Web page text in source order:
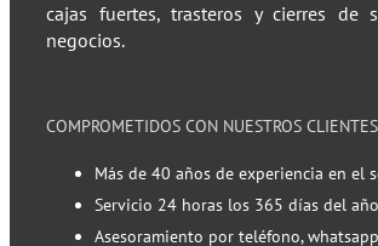
cajas fuertes, trasteros y cierres de
negocios.
COMPROMETIDOS CON NUESTROS CLIENTES
Más de 40 años de experiencia en el
Servicio 24 horas los 365 días del
Asesoramiento por teléfono,